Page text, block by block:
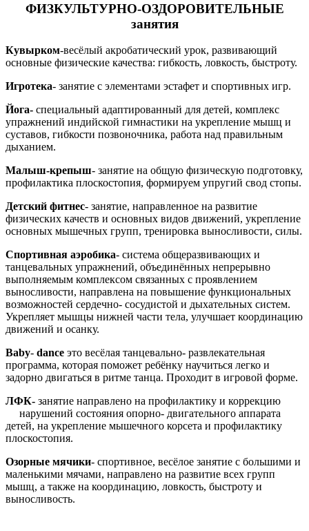
ФИЗКУЛЬТУРНО-ОЗДОРОВИТЕЛЬНЫЕ
занятия
Кувырком-весёлый акробатический урок, развивающий
основные физические качества: гибкость, ловкость, быстроту.
Игротека- занятие с элементами эстафет и спортивных игр.
Йога- специальный адаптированный для детей, комплекс
упражнений индийской гимнастики на укрепление мышц и
суставов, гибкости позвоночника, работа над правильным
дыханием.
Малыш-крепыш- занятие на общую физическую подготовку,
профилактика плоскостопия, формируем упругий свод стопы.
Детский фитнес- занятие, направленное на развитие
физических качеств и основных видов движений, укрепление
основных мышечных групп, тренировка выносливости, силы.
Спортивная аэробика- система общеразвивающих и
танцевальных упражнений, объединённых непрерывно
выполняемым комплексом связанных с проявлением
выносливости, направлена на повышение функциональных
возможностей сердечно- сосудистой и дыхательных систем.
Укрепляет мышцы нижней части тела, улучшает координацию
движений и осанку.
Baby- dance это весёлая танцевально- развлекательная
программа, которая поможет ребёнку научиться легко и
задорно двигаться в ритме танца. Проходит в игровой форме.
ЛФК- занятие направлено на профилактику и коррекцию
нарушений состояния опорно- двигательного аппарата
детей, на укрепление мышечного корсета и профилактику
плоскостопия.
Озорные мячики- спортивное, весёлое занятие с большими и
маленькими мячами, направлено на развитие всех групп
мышц, а также на координацию, ловкость, быстроту и
выносливость.